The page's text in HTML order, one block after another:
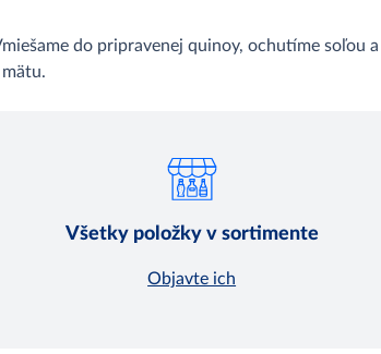
do pripravenej quinoy, ochutíme soľou
Všetky položky v sortimente
Objavte ich